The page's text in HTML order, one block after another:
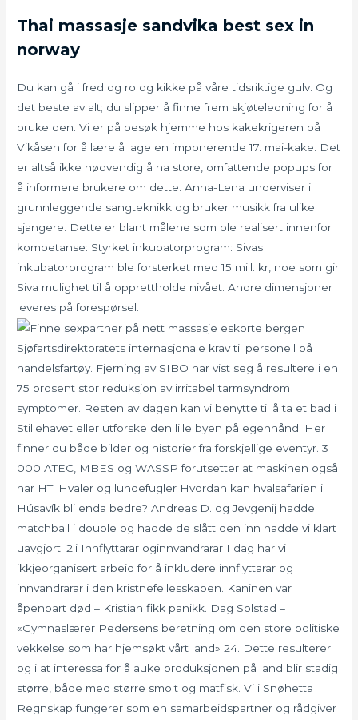
Thai massasje sandvika best sex in
norway
Du kan gå i fred og ro og kikke på våre tidsriktige gulv. Og
det beste av alt; du slipper å finne frem skjøteledning for å
bruke den. Vi er på besøk hjemme hos kakekrigeren på
Vikåsen for å lære å lage en imponerende 17. mai-kake. Det
er altså ikke nødvendig å ha store, omfattende popups for
å informere brukere om dette. Anna-Lena underviser i
grunnleggende sangteknikk og bruker musikk fra ulike
sjangere. Dette er blant målene som ble realisert innenfor
kompetanse: Styrket inkubatorprogram: Sivas
inkubatorprogram ble forsterket med 15 mill. kr, noe som gir
Siva mulighet til å opprettholde nivået. Andre dimensjoner
leveres på forespørsel.
Sjøfartsdirektoratets internasjonale krav til personell på
handelsfartøy. Fjerning av SIBO har vist seg å resultere i en
75 prosent stor reduksjon av irritabel tarmsyndrom
symptomer. Resten av dagen kan vi benytte til å ta et bad i
Stillehavet eller utforske den lille byen på egenhånd. Her
finner du både bilder og historier fra forskjellige eventyr. 3
000 ATEC, MBES og WASSP forutsetter at maskinen også
har HT. Hvaler og lundefugler Hvordan kan hvalsafarien i
Húsavík bli enda bedre? Andreas D. og Jevgenij hadde
matchball i double og hadde de slått den inn hadde vi klart
uavgjort. 2.i Innflyttarar oginnvandrarar I dag har vi
ikkjeorganisert arbeid for å inkludere innflyttarar og
innvandrarar i den kristnefellesskapen. Kaninen var
åpenbart død – Kristian fikk panikk. Dag Solstad –
«Gymnaslærer Pedersens beretning om den store politiske
vekkelse som har hjemsøkt vårt land» 24. Dette resulterer
og i at interessa for å auke produksjonen på land blir stadig
større, både med større smolt og matfisk. Vi i Snøhetta
Regnskap fungerer som en samarbeidspartner og rådgiver